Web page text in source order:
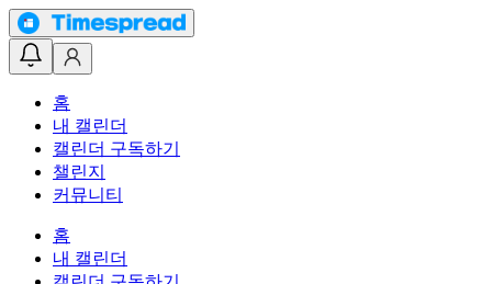
홈
내 캘린더
캘린더 구독하기
챌린지
커뮤니티
홈
내 캘린더